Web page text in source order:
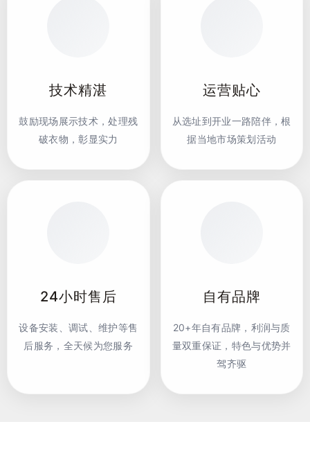
技术精湛
鼓励现场展示技术，处理残
破衣物，彰显实力
运营贴心
从选址到开业一路陪伴，根
据当地市场策划活动
24小时售后
设备安装、调试、维护等售
后服务，全天候为您服务
自有品牌
20+年自有品牌，利润与质
量双重保证，特色与优势并
驾齐驱